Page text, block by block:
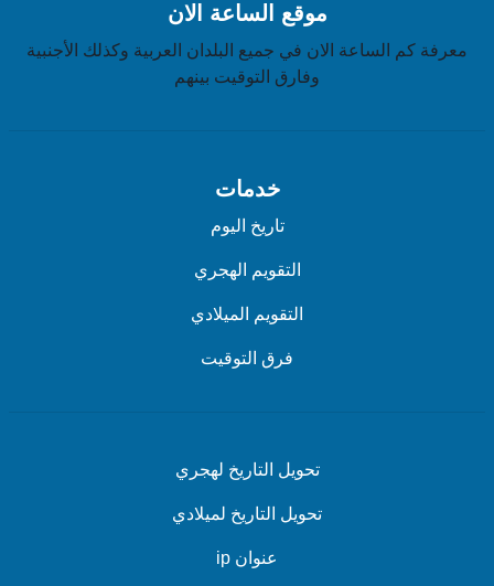
موقع الساعة الان
معرفة كم الساعة الان في جميع البلدان العربية وكذلك الأجنبية
وفارق التوقيت بينهم
خدمات
تاريخ اليوم
التقويم الهجري
التقويم الميلادي
فرق التوقيت
تحويل التاريخ لهجري
تحويل التاريخ لميلادي
عنوان ip